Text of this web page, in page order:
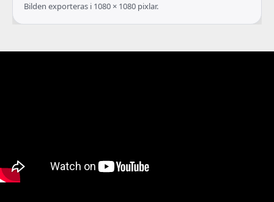
Bilden exporteras i 1080 × 1080 pixlar.